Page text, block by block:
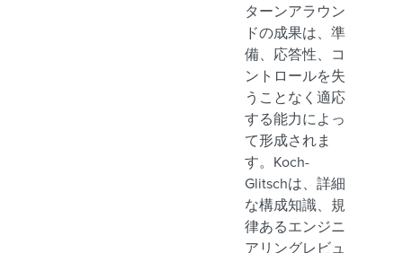
ターンアラウン
ドの成果は、準
備、応答性、コ
ントロールを失
うことなく適応
する能力によっ
て形成されま
す。Koch-
Glitschは、詳細
な構成知識、規
律あるエンジニ
アリングレビュ